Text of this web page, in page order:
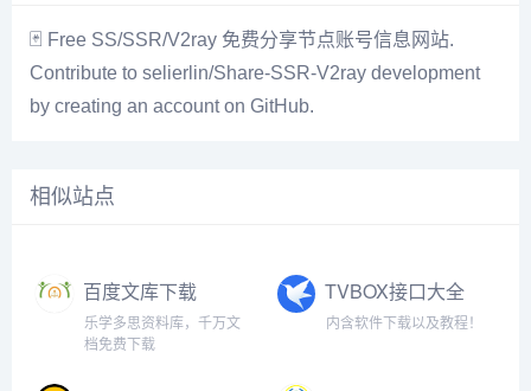
🃏 Free SS/SSR/V2ray 免费分享节点账号信息网站.
Contribute to selierlin/Share-SSR-V2ray development
by creating an account on GitHub.
相似站点
百度文库下载
乐学多思资料库，千万文
档免费下载
TVBOX接口大全
内含软件下载以及教程！